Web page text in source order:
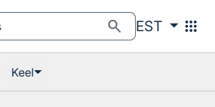
search EST apps
Keel